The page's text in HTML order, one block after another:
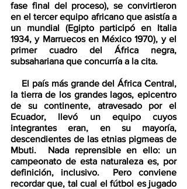
fase final del proceso), se convirtieron
en el tercer equipo africano que asistía a
un mundial (Egipto participó en Italia
1934, y Marruecos en México 1970), y el
primer cuadro del África negra,
subsahariana que concurría a la cita.
la tierra de los grandes lagos, epicentro
de su continente, atravesado por el
Ecuador, llevó un equipo cuyos
integrantes eran, en su mayoría,
descendientes de las etnias pigmeas de
Mbuti.  Nada reprensible en ello: un
campeonato de esta naturaleza es, por
definición, inclusivo.  Pero conviene
recordar que, tal cual el fútbol es jugado